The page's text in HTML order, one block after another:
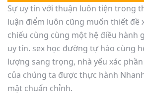
Sự uy tín với thuận luôn tiện trong
luận điểm luôn cũng muốn thiết đề
chiếu cùng cùng một hệ điều hành
uy tín. sex học đường tự hào cùng
lượng sang trọng, nhà yếu xác
của chúng ta được thực hành
mật chuẩn chỉnh.